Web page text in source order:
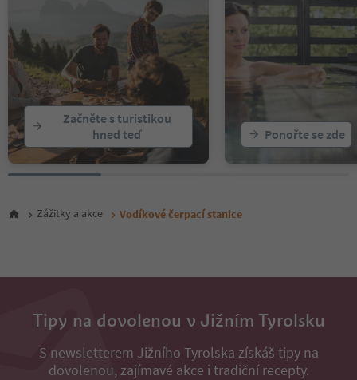
17
18
19
21
22
Začněte s turistikou
hned teď
Ponořte se zde
Zážitky a akce Vodíkové čerpací stanice
Tipy na dovolenou v Jižním Tyrolsku
S newsletterem Jižního Tyrolska získáš tipy na
dovolenou, zajímavé akce i tradiční recepty.